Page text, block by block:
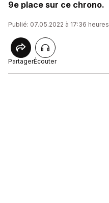
9e place sur ce chrono.
Publié: 07.05.2022 à 17:36 heures
PartagerÉcouter